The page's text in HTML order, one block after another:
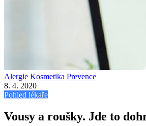
Alergie Kosmetika Prevence
8. 4. 2020
Pohled lékaře
Vousy a roušky. Jde to